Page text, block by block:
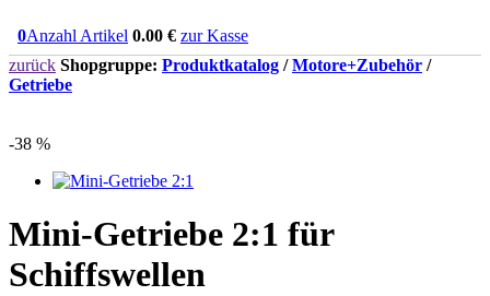
0Anzahl Artikel 0.00 € zur Kasse
zurück Shopgruppe: Produktkatalog /Motore+Zubehör /
Getriebe
-38 %
Mini-Getriebe 2:1 für
Schiffswellen